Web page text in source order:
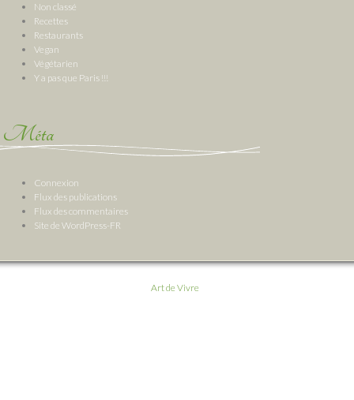
Non classé
Recettes
Restaurants
Vegan
Végétarien
Y a pas que Paris !!!
Méta
Connexion
Flux des publications
Flux des commentaires
Site de WordPress-FR
Art de Vivre